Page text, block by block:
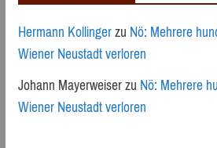
Hermann KollingerzuNö: Mehrere
Wiener Neustadt verloren
Johann MayerweiserzuNö: Mehrere
Wiener Neustadt verloren